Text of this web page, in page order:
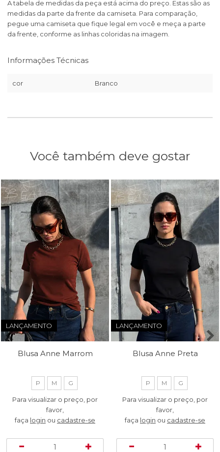
A tabela de medidas da peça está acima do preço. Estas são as
medidas da parte da frente da camiseta. Para comparação,
pegue uma camiseta que fique legal em você e meça a parte
da frente, conforme as linhas coloridas na imagem.
Informações Técnicas
cor Branco
Você também deve gostar
LANÇAMENTO
Blusa Anne Marrom
P M G
Para visualizar o preço, por
favor,
faça login ou cadastre-se
LANÇAMENTO
Blusa Anne Preta
P M G
Para visualizar o preço, por
favor,
faça login ou cadastre-se